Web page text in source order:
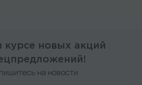
курсе новых акций
на новости